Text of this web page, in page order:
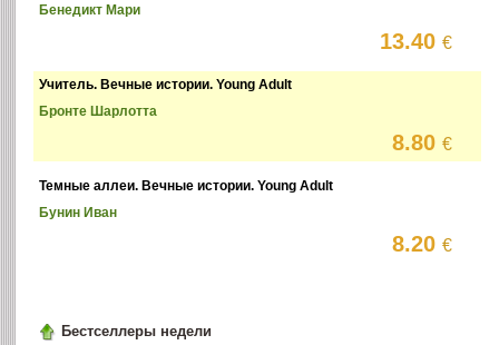
Бенедикт Мари
13.40€
Учитель. Вечные истории. Young Adult
Бронте Шарлотта
8.80€
Темные аллеи. Вечные истории. Young Adult
Бунин Иван
8.20€
Бестселлеры недели